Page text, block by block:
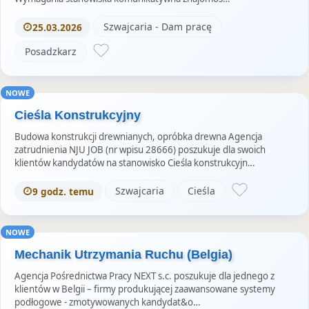
25.03.2026
Szwajcaria - Dam pracę
Posadzkarz
NOWE
Cieśla Konstrukcyjny
Budowa konstrukcji drewnianych, opróbka drewna Agencja
zatrudnienia NJU JOB (nr wpisu 28666) poszukuje dla swoich
klientów kandydatów na stanowisko Cieśla konstrukcyjn…
9 godz. temu Szwajcaria Cieśla
NOWE
Mechanik Utrzymania Ruchu (Belgia)
Agencja Pośrednictwa Pracy NEXT s.c. poszukuje dla jednego z
klientów w Belgii – firmy produkującej zaawansowane systemy
podłogowe - zmotywowanych kandydat&o…